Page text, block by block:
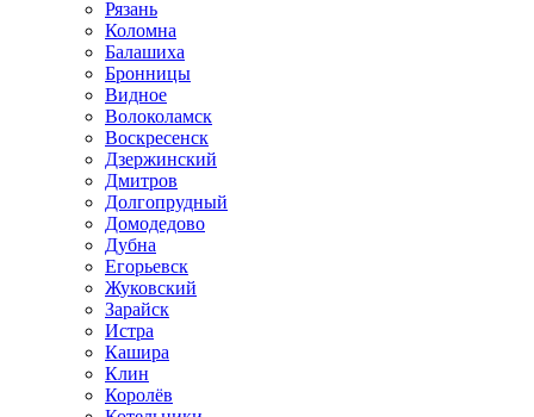
Рязань
Коломна
Балашиха
Бронницы
Видное
Волоколамск
Воскресенск
Дзержинский
Дмитров
Долгопрудный
Домодедово
Дубна
Егорьевск
Жуковский
Зарайск
Истра
Кашира
Клин
Королёв